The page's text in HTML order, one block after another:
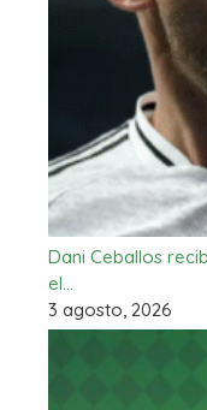
Dani Ceballos
el…
3 agosto, 2026